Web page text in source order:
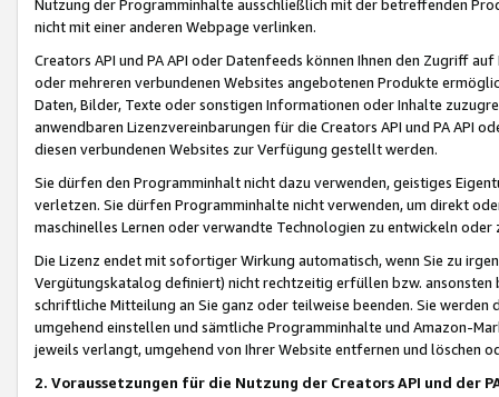
Nutzung der Programminhalte ausschließlich mit der betreffenden
nicht mit einer anderen Webpage verlinken.
Creators API und PA API oder Datenfeeds können Ihnen den Zugriff
oder mehreren verbundenen Websites angebotenen Produkte
Daten, Bilder, Texte oder sonstigen Informationen oder Inhalte
anwendbaren Lizenzvereinbarungen für die Creators API und PA API
diesen verbundenen Websites zur Verfügung gestellt werden.
Sie dürfen den Programminhalt nicht dazu verwenden, geistiges
verletzen. Sie dürfen Programminhalte nicht verwenden, um direkt
maschinelles Lernen oder verwandte Technologien zu entwickeln
Die Lizenz endet mit sofortiger Wirkung automatisch, wenn Sie zu
Vergütungskatalog definiert) nicht rechtzeitig erfüllen bzw. ansonsten
schriftliche Mitteilung an Sie ganz oder teilweise beenden. Sie werden
umgehend einstellen und sämtliche Programminhalte und Amazon-
jeweils verlangt, umgehend von Ihrer Website entfernen und löschen
2. Voraussetzungen für die Nutzung der Creators API und der